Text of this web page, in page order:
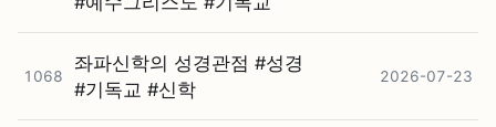
1068
좌파신학의 성경관점 #⁠성경
#⁠기독교 #⁠신학
2026-07-23